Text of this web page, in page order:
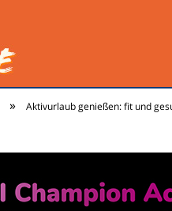
» Aktivurlaub genießen: fit und